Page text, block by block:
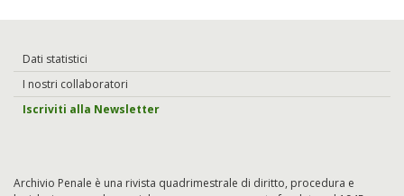
Dati statistici
I nostri collaboratori
Iscriviti alla Newsletter
Archivio Penale è una rivista quadrimestrale di diritto, procedura e